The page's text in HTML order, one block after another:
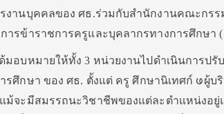
งานบุคคลของ ศธ.ร่วมกับสำนักงานคณะกร
ารข้าราชการครูและบุคลากรทางการศึกษา
มอบหมายให้ทั้ง 3 หน่วยงานไปดำเนินการป
รศึกษา ของ ศธ. ตั้งแต่ ครู ศึกษานิเทศก์ ဖผู้
ม้จะมีสมรรถนะวิชาชีพของแต่ละตำแหน่งอ